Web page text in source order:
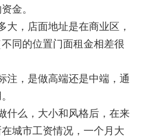
金。
大，店面地址是在商业区，
同的位置门面租金相差很
注，是做高端还是中端，通
什么，大小和风格后，在来
城市工资情况，一个月大